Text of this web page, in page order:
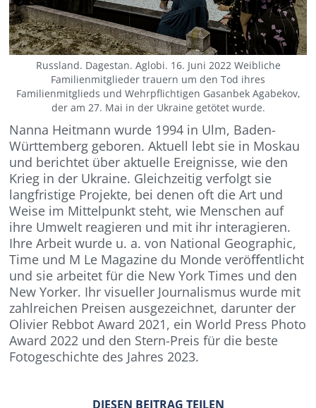
Russland. Dagestan. Aglobi. 16. Juni 2022 Weibliche
Familienmitglieder trauern um den Tod ihres
Familienmitglieds und Wehrpflichtigen Gasanbek Agabekov,
der am 27. Mai in der Ukraine getötet wurde.
Nanna Heitmann wurde 1994 in Ulm, Baden-
Württemberg geboren. Aktuell lebt sie in Moskau
und berichtet über aktuelle Ereignisse, wie den
Krieg in der Ukraine. Gleichzeitig verfolgt sie
langfristige Projekte, bei denen oft die Art und
Weise im Mittelpunkt steht, wie Menschen auf
ihre Umwelt reagieren und mit ihr interagieren.
Ihre Arbeit wurde u. a. von National Geographic,
Time und M Le Magazine du Monde veröﬀentlicht
und sie arbeitet für die New York Times und den
New Yorker. Ihr visueller Journalismus wurde mit
zahlreichen Preisen ausgezeichnet, darunter der
Olivier Rebbot Award 2021, ein World Press Photo
Award 2022 und den Stern-Preis für die beste
Fotogeschichte des Jahres 2023.
DIESEN BEITRAG TEILEN